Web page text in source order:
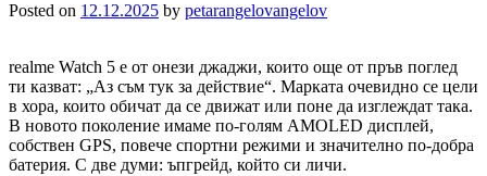
Posted on 12.12.2025 by petarangelovangelov
realme Watch 5 е от онези джаджи, които още от пръв поглед
ти казват: „Аз съм тук за действие“. Марката очевидно се цели
в хора, които обичат да се движат или поне да изглеждат така.
В новото поколение имаме по-голям AMOLED дисплей,
собствен GPS, повече спортни режими и значително по-добра
батерия. С две думи: ъпгрейд, който си личи.